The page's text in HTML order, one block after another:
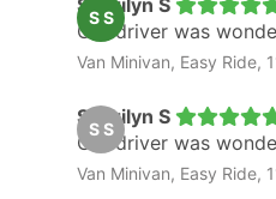
S S
Sherilyn S
Our driver was
Van Minivan, Easy Ride,
S S
Sherilyn S
Our driver was
Van Minivan, Easy Ride,